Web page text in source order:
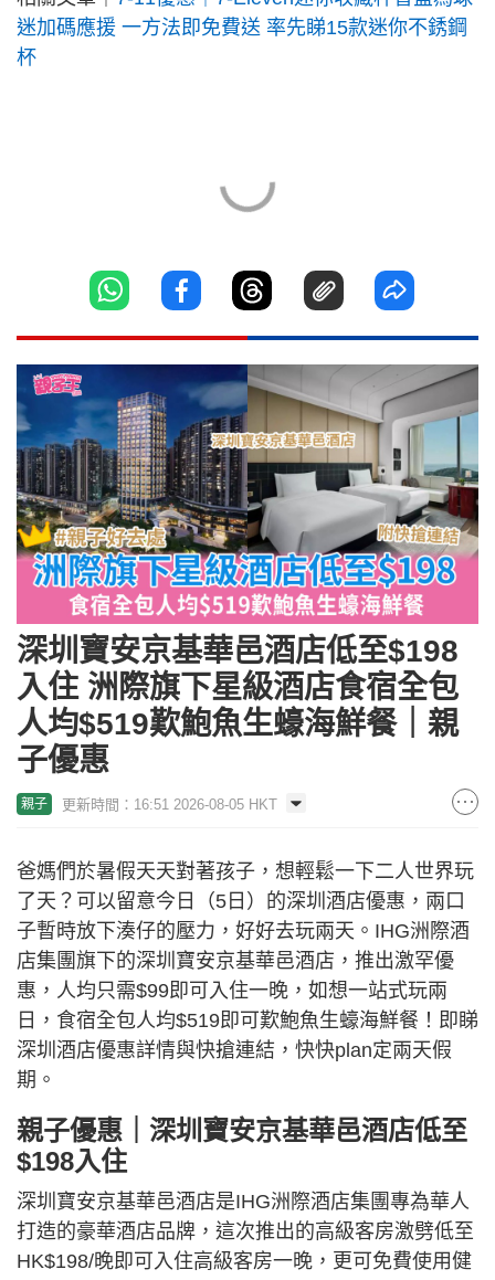
迷加碼應援 一方法即免費送 率先睇15款迷你不銹鋼
杯
深圳寶安京基華邑酒店低至$198
入住 洲際旗下星級酒店食宿全包
人均$519歎鮑魚生蠔海鮮餐｜親
子優惠
親子 更新時間：16:51 2026-08-05 HKT
爸媽們於暑假天天對著孩子，想輕鬆一下二人世界玩
了天？可以留意今日（5日）的深圳酒店優惠，兩口
子暫時放下湊仔的壓力，好好去玩兩天。IHG洲際酒
店集團旗下的深圳寶安京基華邑酒店，推出激罕優
惠，人均只需$99即可入住一晚，如想一站式玩兩
日，食宿全包人均$519即可歎鮑魚生蠔海鮮餐！即睇
深圳酒店優惠詳情與快搶連結，快快plan定兩天假
期。
親子優惠｜深圳寶安京基華邑酒店低至
$198入住
深圳寶安京基華邑酒店是IHG洲際酒店集團專為華人
打造的豪華酒店品牌，這次推出的高級客房激劈低至
HK$198/晚即可入住高級客房一晚，更可免費使用健